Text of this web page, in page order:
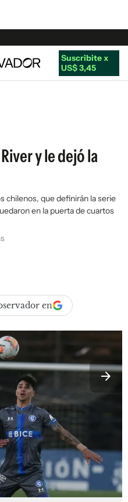
Suscribite x
US$ 3,45
y le dejó la
chilenos, que definirán la serie
en la puerta de cuartos
en